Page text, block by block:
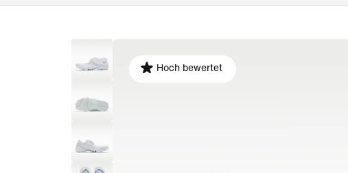
Hoch bewertet